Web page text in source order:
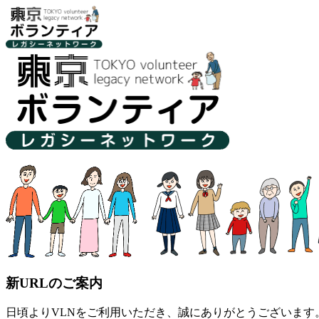
新URLのご案内
日頃よりVLNをご利用いただき、誠にありがとうございます